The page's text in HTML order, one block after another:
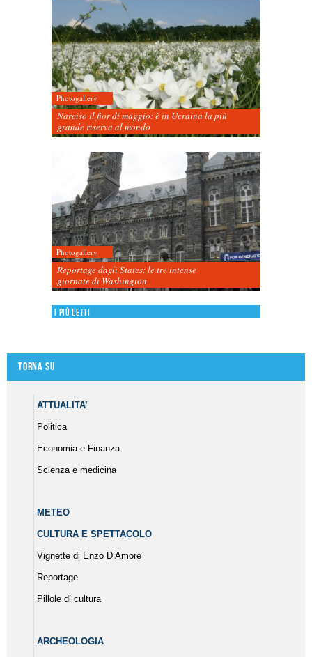
Photogallery
Narciso il fior di maggio: è in Ucraina la più
grande riserva al mondo
Photogallery
Reportage dagli States: le tre intense
giornate di Washington
I più letti
Torna su
ATTUALITA’
Politica
Economia e Finanza
Scienza e medicina
METEO
CULTURA E SPETTACOLO
Vignette di Enzo D’Amore
Reportage
Pillole di cultura
ARCHEOLOGIA